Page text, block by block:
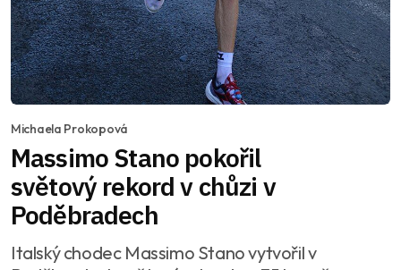
Michaela Prokopová
Massimo Stano pokořil
světový rekord v chůzi v
Poděbradech
Italský chodec Massimo Stano vytvořil v